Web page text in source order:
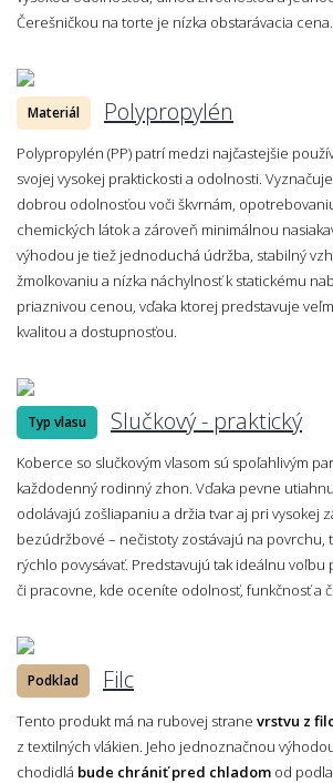
Čerešničkou na torte je nízka obstarávacia cena.
Materiál Polypropylén
Polypropylén (PP) patrí medzi najčastejšie
svojej vysokej praktickosti a odolnosti.
dobrou odolnosťou voči škvrnám,
chemických látok a zároveň minimálnou
výhodou je tiež jednoduchá údržba, stabilný
žmolkovaniu a nízka náchylnosť k statickému
priaznivou cenou, vďaka ktorej predstavuje
kvalitou a dostupnosťou.
Typ vlasu Slučkový - praktický
Koberce so slučkovým vlasom sú spoľahlivým
každodenný rodinný zhon. Vďaka pevne
odolávajú zošliapaniu a držia tvar aj pri vysokej
bezúdržbové – nečistoty zostávajú na povrchu,
rýchlo povysávať. Predstavujú tak ideálnu
či pracovne, kde oceníte odolnosť, funkčnosť a
Podklad Filc
Tento produkt má na rubovej strane vrstvu z
z textilných vlákien. Jeho jednoznačnou
chodidlá bude chrániť pred chladom od